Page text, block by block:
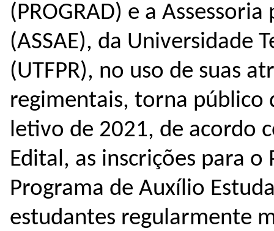
(PROGRAD) e a
(ASSAE), da Universidade
(UTFPR), no uso de suas
regimentais, torna público
letivo de 2021, de acordo
Edital, as inscrições para o
Programa de Auxílio
estudantes regularmente